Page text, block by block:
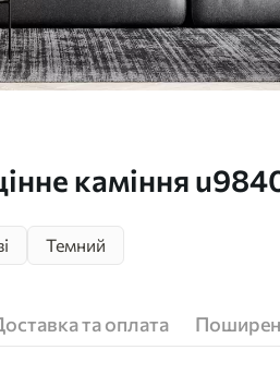
каміння
Темний
та оплата